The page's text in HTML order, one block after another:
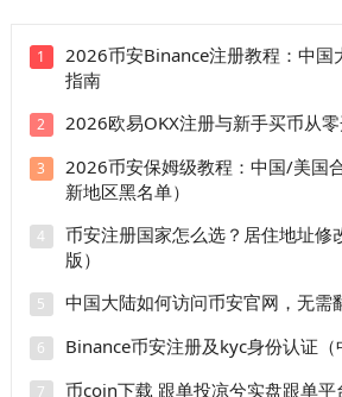
选区、商家筛选、扫码或好友转账、
订单申诉。操作前先看防骗清单，避
和平台外交易。
1
2026币安Binance注册教程：中国
指南
2 2026欧易OKX注册与新手买币从
3
2026币安保姆级教程：中国/美国
新地区黑名单）
4
币安注册国家怎么选？居住地址
版）
5 中国大陆如何访问币安官网，无需
6 Binance币安注册及kyc身份认证（
7 币coin下载 跟单投凉兮实盘跟单平